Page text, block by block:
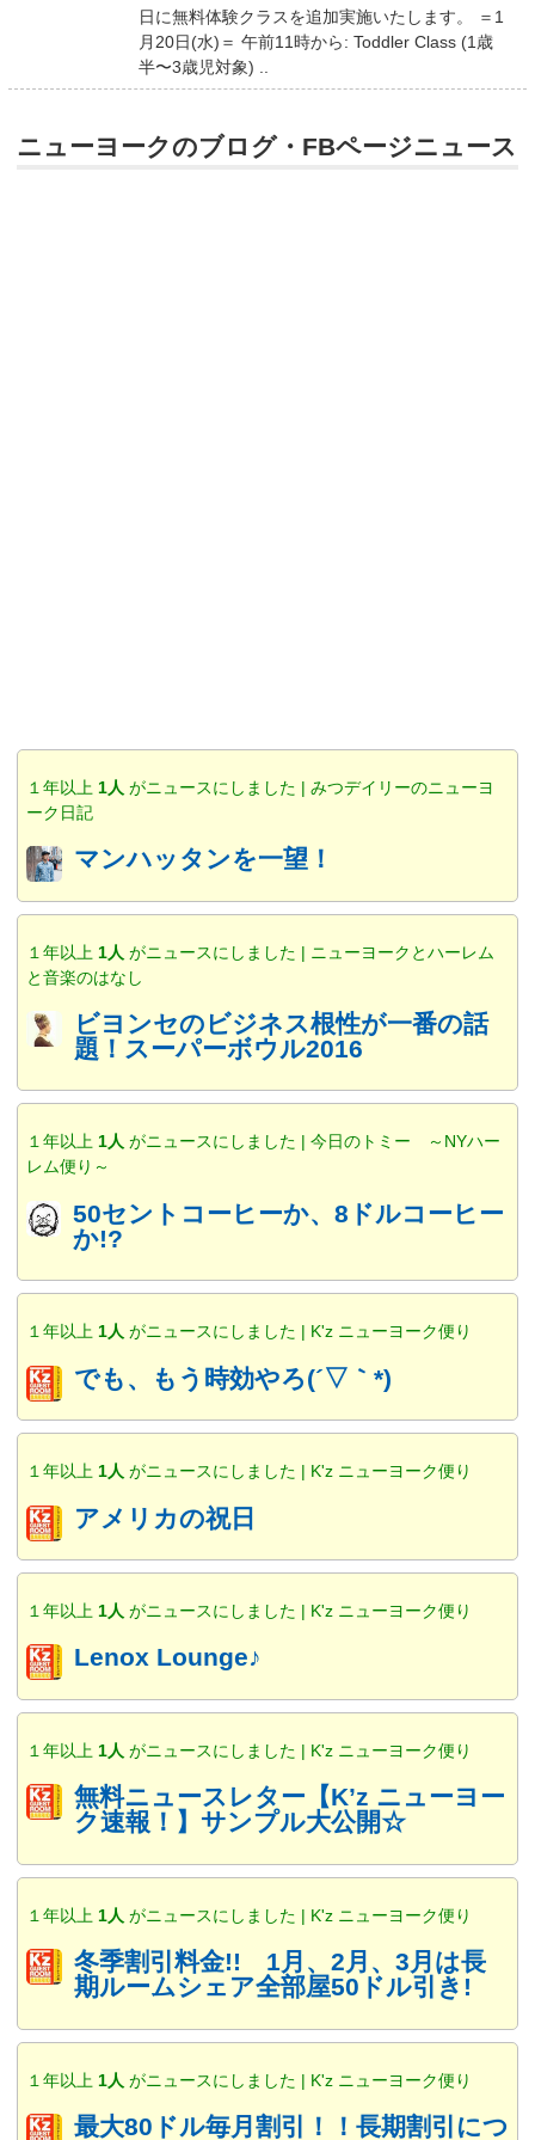
日に無料体験クラスを追加実施いたします。 ＝1
月20日(水)＝ 午前11時から: Toddler Class (1歳
半〜3歳児対象) ..
ニューヨークのブログ・FBページニュース
１年以上 1人 がニュースにしました | みつデイリーのニューヨ
ーク日記
マンハッタンを一望！
１年以上 1人 がニュースにしました | ニューヨークとハーレム
と音楽のはなし
ビヨンセのビジネス根性が一番の話
題！スーパーボウル2016
１年以上 1人 がニュースにしました | 今日のトミー ～NYハー
レム便り～
50セントコーヒーか、8ドルコーヒー
か!?
１年以上 1人 がニュースにしました | K'z ニューヨーク便り
でも、もう時効やろ(´▽｀*)
１年以上 1人 がニュースにしました | K'z ニューヨーク便り
アメリカの祝日
１年以上 1人 がニュースにしました | K'z ニューヨーク便り
Lenox Lounge♪
１年以上 1人 がニュースにしました | K'z ニューヨーク便り
無料ニュースレター【K’z ニューヨー
ク速報！】サンプル大公開☆
１年以上 1人 がニュースにしました | K'z ニューヨーク便り
冬季割引料金!! 1月、2月、3月は長
期ルームシェア全部屋50ドル引き!
１年以上 1人 がニュースにしました | K'z ニューヨーク便り
最大80ドル毎月割引！！長期割引につ